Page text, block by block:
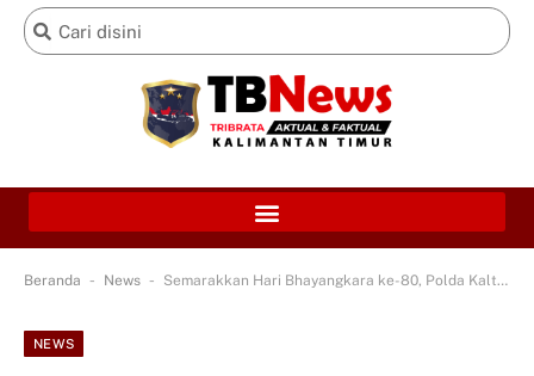
Beranda - News - Semarakkan Hari Bhayangkara ke-80, Polda Kaltim Gelar Turnamen Kapolda Kaltim Padel Cup 2026
NEWS